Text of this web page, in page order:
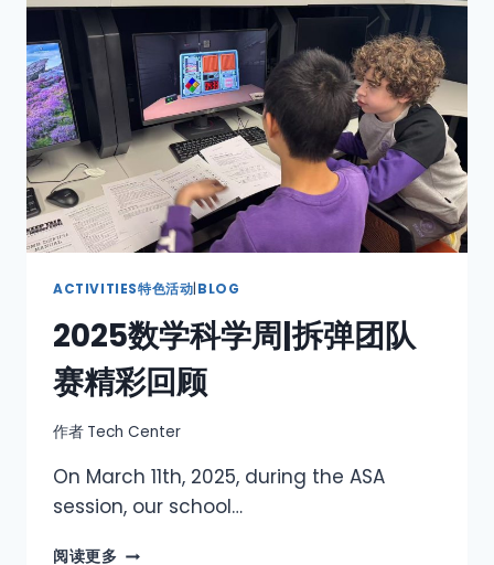
ACTIVITIES特色活动 BLOG
2025数学科学周|拆弹团队
赛精彩回顾
作者 Tech Center
On March 11th, 2025, during the ASA
session, our school…
阅读更多